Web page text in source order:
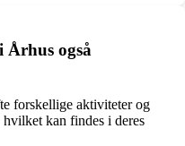
også
forskellige aktiviteter og
kan findes i deres